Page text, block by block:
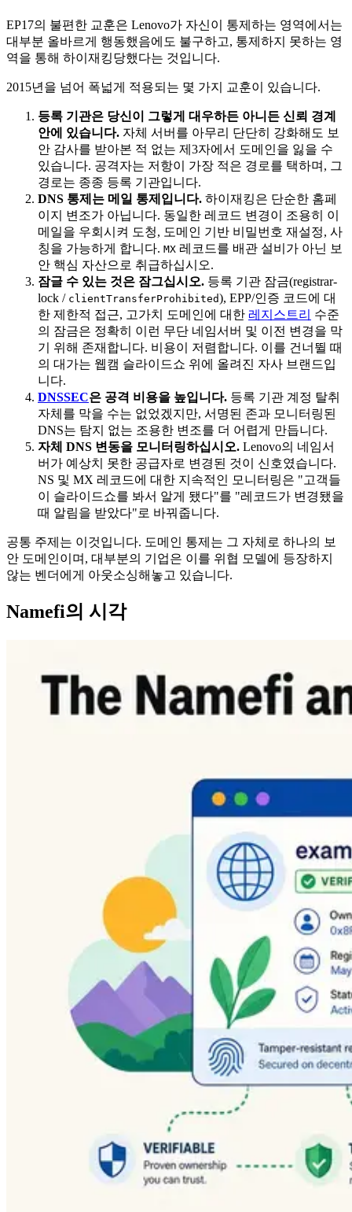
EP17의 불편한 교훈은 Lenovo가 자신이 통제하는 영역에서는
대부분 올바르게 행동했음에도 불구하고, 통제하지 못하는 영
역을 통해 하이재킹당했다는 것입니다.
2015년을 넘어 폭넓게 적용되는 몇 가지 교훈이 있습니다.
등록 기관은 당신이 그렇게 대우하든 아니든 신뢰 경계
안에 있습니다. 자체 서버를 아무리 단단히 강화해도 보
안 감사를 받아본 적 없는 제3자에서 도메인을 잃을 수
있습니다. 공격자는 저항이 가장 적은 경로를 택하며, 그
경로는 종종 등록 기관입니다.
DNS 통제는 메일 통제입니다. 하이재킹은 단순한 홈페
이지 변조가 아닙니다. 동일한 레코드 변경이 조용히 이
메일을 우회시켜 도청, 도메인 기반 비밀번호 재설정, 사
칭을 가능하게 합니다. MX 레코드를 배관 설비가 아닌 보
안 핵심 자산으로 취급하십시오.
잠글 수 있는 것은 잠그십시오. 등록 기관 잠금(registrar-
lock / clientTransferProhibited), EPP/인증 코드에 대
한 제한적 접근, 고가치 도메인에 대한 레지스트리 수준
의 잠금은 정확히 이런 무단 네임서버 및 이전 변경을 막
기 위해 존재합니다. 비용이 저렴합니다. 이를 건너뛸 때
의 대가는 웹캠 슬라이드쇼 위에 올려진 자사 브랜드입
니다.
DNSSEC은 공격 비용을 높입니다. 등록 기관 계정 탈취
자체를 막을 수는 없었겠지만, 서명된 존과 모니터링된
DNS는 탐지 없는 조용한 변조를 더 어렵게 만듭니다.
자체 DNS 변동을 모니터링하십시오. Lenovo의 네임서
버가 예상치 못한 공급자로 변경된 것이 신호였습니다.
NS 및 MX 레코드에 대한 지속적인 모니터링은 "고객들
이 슬라이드쇼를 봐서 알게 됐다"를 "레코드가 변경됐을
때 알림을 받았다"로 바꿔줍니다.
공통 주제는 이것입니다. 도메인 통제는 그 자체로 하나의 보
안 도메인이며, 대부분의 기업은 이를 위협 모델에 등장하지
않는 벤더에게 아웃소싱해놓고 있습니다.
Namefi의 시각